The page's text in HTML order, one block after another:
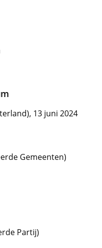
13 juni 2024
Gemeenten)
Partij)